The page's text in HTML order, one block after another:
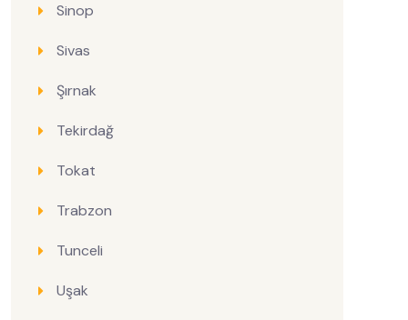
Sinop
Sivas
Şırnak
Tekirdağ
Tokat
Trabzon
Tunceli
Uşak